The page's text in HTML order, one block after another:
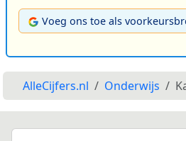
Voeg ons toe als
AlleCijfers.nl Onderwijs